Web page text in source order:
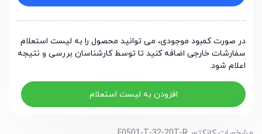
در صورت کمبود موجودی، می توانید محصول را به لیست استعلام
سفارشات خارجی اضافه کنید تا توسط کارشناسان بررسی و نتیجه
اعلام شود.
افزودن به لیست استعلام